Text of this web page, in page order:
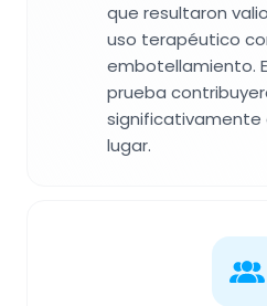
que resultaron
uso terapéutico
embotellamiento.
prueba
significativamente
lugar.